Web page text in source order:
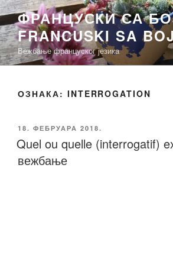
Скочи
на
садржај
ФРАНЦУСКИ СА
FRANCUSKI SA
Вежбање француског језика
ОЗНАКА: INTERROGATION
ОБЈАВЉЕНО
18. ФЕБРУАРА 2018.
Quel ou quelle (interrogatif)
вежбање